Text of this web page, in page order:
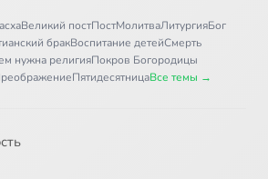
Великий постПостМолитваЛитургияБог
бракВоспитание детейСмерть
нужна религияПокров Богородицы
ПятидесятницаВсе темы →